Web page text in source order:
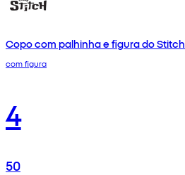
Copo com palhinha e figura do Stitch
com figura
4
50